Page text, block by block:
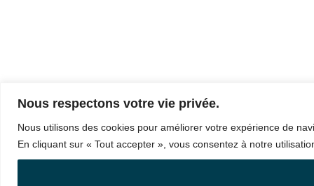
Nous respectons votre vie privée.
Nous utilisons des cookies pour améliorer votre expérience de
En cliquant sur « Tout accepter », vous consentez à notre